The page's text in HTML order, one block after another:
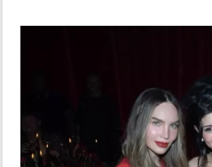
INSÓLITAS